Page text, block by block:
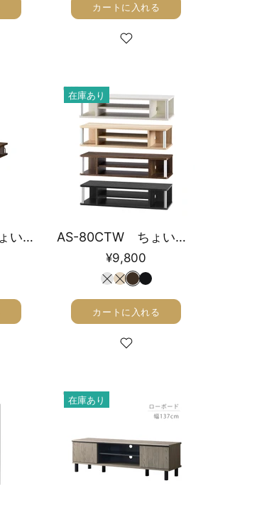
カートに入れる
AS-60PL-DB ちょい足しラックプラス 幅59cm
在庫あり
AS-80CTW ちょい足しラックダブル 幅79cm
¥9,800
カートに入れる
在庫あり